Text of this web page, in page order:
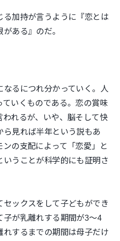
る加持が言うように『恋とは
ある』のだ。
るにつれ分かっていく。人
いくものである。恋の賞味
れるが、いや、脳そして快
ら見れば半年という説もあ
ンの支配によって「恋愛」と
いうことが科学的にも証明さ
ックスをして子どもができ
子が乳離れする期間が3〜4
れするまでの期間は母子だけ